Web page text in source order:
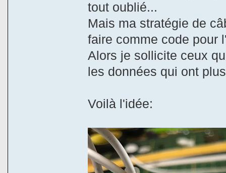
tout oublié...
Mais ma stratégie de
faire comme code pour
Alors je sollicite ceux
les données qui ont
Voilà l'idée: